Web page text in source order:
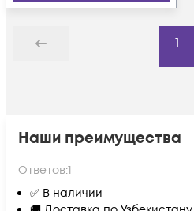
Назад
1
Наши преимущества
Ответов:1
✅ В наличии